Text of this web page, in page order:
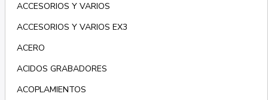
ACCESORIOS Y VARIOS
ACCESORIOS Y VARIOS EX3
ACERO
ACIDOS GRABADORES
ACOPLAMIENTOS